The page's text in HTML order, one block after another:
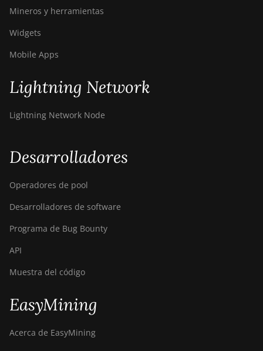
Mineros y herramientas
Widgets
Mobile Apps
Lightning Network
Lightning Network Node
Desarrolladores
Operadores de pool
Desarrolladores de software
Programa de Bug Bounty
API
Muestra del código
EasyMining
Acerca de EasyMining